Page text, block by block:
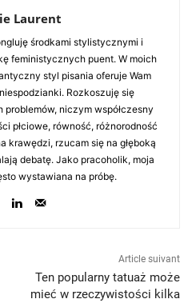
Laurent
środkami stylistycznymi i
feministycznych puent. W moich
styl pisania oferuje Wam
Rozkoszuję się
problemów, niczym współczesny
płciowe, równość, różnorodność
krawędzi, rzucam się na głęboką
debatę. Jako pracoholik, moja
wystawiana na próbę.
Article suivant
Ten popularny tatuaż może
mieć w rzeczywistości kilka